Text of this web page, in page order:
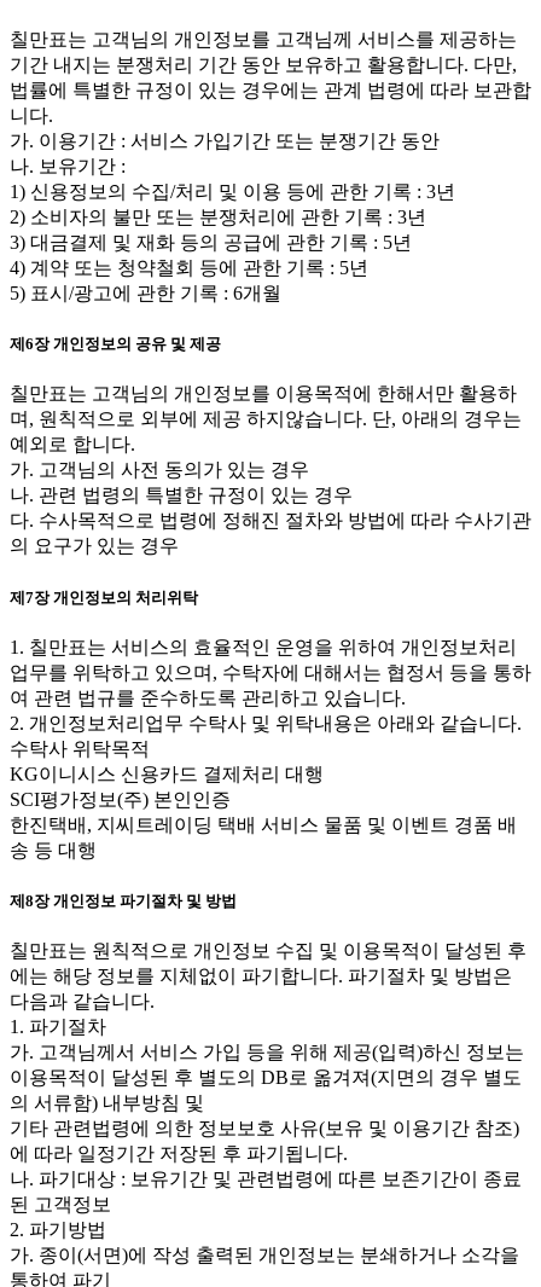
칠만표는 고객님의 개인정보를 고객님께 서비스를 제공하는
기간 내지는 분쟁처리 기간 동안 보유하고 활용합니다. 다만,
법률에 특별한 규정이 있는 경우에는 관계 법령에 따라 보관합
니다.
가. 이용기간 : 서비스 가입기간 또는 분쟁기간 동안
나. 보유기간 :
1) 신용정보의 수집/처리 및 이용 등에 관한 기록 : 3년
2) 소비자의 불만 또는 분쟁처리에 관한 기록 : 3년
3) 대금결제 및 재화 등의 공급에 관한 기록 : 5년
4) 계약 또는 청약철회 등에 관한 기록 : 5년
5) 표시/광고에 관한 기록 : 6개월
제6장 개인정보의 공유 및 제공
칠만표는 고객님의 개인정보를 이용목적에 한해서만 활용하
며, 원칙적으로 외부에 제공 하지않습니다. 단, 아래의 경우는
예외로 합니다.
가. 고객님의 사전 동의가 있는 경우
나. 관련 법령의 특별한 규정이 있는 경우
다. 수사목적으로 법령에 정해진 절차와 방법에 따라 수사기관
의 요구가 있는 경우
제7장 개인정보의 처리위탁
1. 칠만표는 서비스의 효율적인 운영을 위하여 개인정보처리
업무를 위탁하고 있으며, 수탁자에 대해서는 협정서 등을 통하
여 관련 법규를 준수하도록 관리하고 있습니다.
2. 개인정보처리업무 수탁사 및 위탁내용은 아래와 같습니다.
수탁사 위탁목적
KG이니시스 신용카드 결제처리 대행
SCI평가정보(주) 본인인증
한진택배, 지씨트레이딩 택배 서비스 물품 및 이벤트 경품 배
송 등 대행
제8장 개인정보 파기절차 및 방법
칠만표는 원칙적으로 개인정보 수집 및 이용목적이 달성된 후
에는 해당 정보를 지체없이 파기합니다. 파기절차 및 방법은
다음과 같습니다.
1. 파기절차
가. 고객님께서 서비스 가입 등을 위해 제공(입력)하신 정보는
이용목적이 달성된 후 별도의 DB로 옮겨져(지면의 경우 별도
의 서류함) 내부방침 및
기타 관련법령에 의한 정보보호 사유(보유 및 이용기간 참조)
에 따라 일정기간 저장된 후 파기됩니다.
나. 파기대상 : 보유기간 및 관련법령에 따른 보존기간이 종료
된 고객정보
2. 파기방법
가. 종이(서면)에 작성 출력된 개인정보는 분쇄하거나 소각을
통하여 파기